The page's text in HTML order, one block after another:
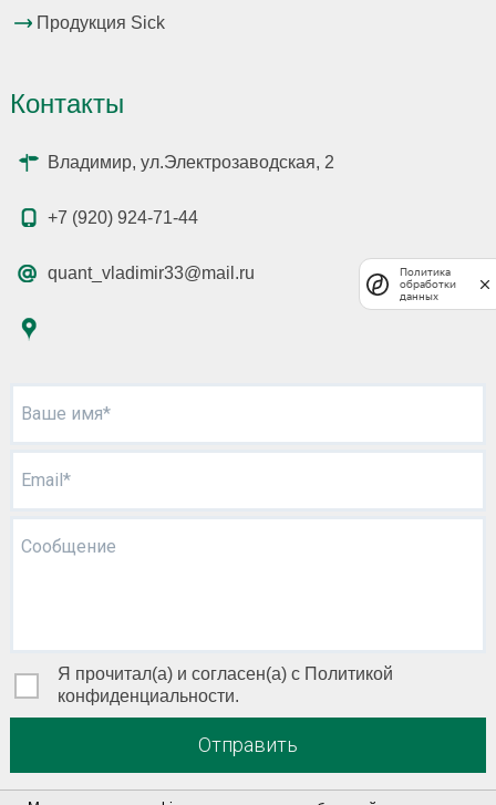
Продукция Sick
Контакты
Владимир, ул.Электрозаводская, 2
+7 (920) 924-71-44
quant_vladimir33@mail.ru
Ваше имя*
Email*
Сообщение
Я прочитал(а) и согласен(а) с Политикой
конфиденциальности.
Отправить
Политика
обработки
данных